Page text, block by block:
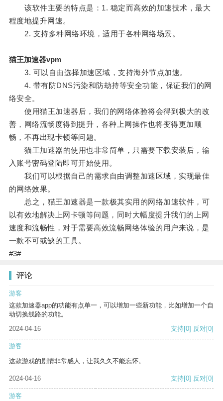
该软件主要的特点是：1. 稳定而高效的加速技术，最大
程度地提升网速。
2. 支持多种网络环境，适用于各种网络场景。
猫王加速器vpm
3. 可以自由选择加速区域，支持海外节点加速。
4. 带有防DNS污染和防劫持等安全功能，保证我们的网
络安全。
使用猫王加速器后，我们的网络体验将会得到极大的改
善，网络流畅度得到提升，各种上网操作也将变得更加顺
畅，不再出现卡顿等问题。
猫王加速器的使用也非常简单，只需要下载安装后，输
入账号密码登陆即可开始使用。
我们可以根据自己的需求自由调整加速区域，实现最佳
的网络效果。
总之，猫王加速器是一款极其实用的网络加速软件，可
以有效地解决上网卡顿等问题，同时大幅度提升我们的上网
速度和流畅性，对于需要高效流畅网络体验的用户来说，是
一款不可或缺的工具。
#3#
评论
游客
这款加速器app的功能有点单一，可以增加一些新功能，比如增加一个自
动切换线路的功能。
2024-04-16
支持[0] 反对[0]
游客
这款游戏的剧情非常感人，让我久久不能忘怀。
2024-04-16 支持[0] 反对[0]
游客